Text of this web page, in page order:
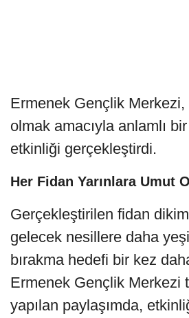
Ermenek Gençlik
olmak amacıyla anlamlı
etkinliği gerçekleştirdi.
Her Fidan Yarınlara Umut
Gerçekleştirilen fidan
gelecek nesillere daha
bırakma hedefi bir kez
Ermenek Gençlik Merkezi
yapılan paylaşımda,